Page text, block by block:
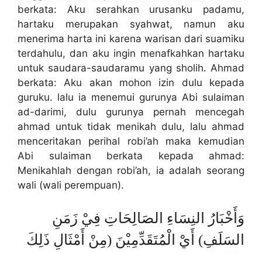
berkata: Aku serahkan urusanku padamu,
hartaku merupakan syahwat, namun aku
menerima harta ini karena warisan dari suamiku
terdahulu, dan aku ingin menafkahkan hartaku
untuk saudara-saudaramu yang sholih. Ahmad
berkata: Aku akan mohon izin dulu kepada
guruku. lalu ia menemui gurunya Abi sulaiman
ad-darimi, dulu gurunya pernah mencegah
ahmad untuk tidak menikah dulu, lalu ahmad
menceritakan perihal robi’ah maka kemudian
Abi sulaiman berkata kepada ahmad:
Menikahlah dengan robi’ah, ia adalah seorang
wali (wali perempuan).
السَلَفِ) أَيْ الْمُتَقَدِّمِيْنَ (مِنْ أَمْثَالِ ذَلِكَ